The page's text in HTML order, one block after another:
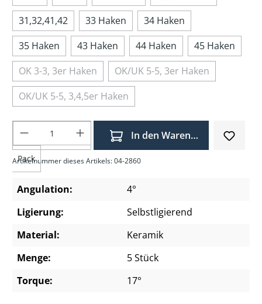
31,32,41,42
33 Haken
34 Haken
35 Haken
43 Haken 44 Haken
45 Haken
OK 3-3, 3er Haken
OK/UK 5-5, 3er Haken
OK/UK 5-5, 3,4,5er Haken
Produkt Anzahl: Gib den gewünschten
Pack
In den Warenkorb
Artikelnummer dieses Artikels: 04-2860
Angulation:
4°
Ligierung:
Selbstligierend
Material:
Keramik
Menge:
5 Stück
Torque:
17°